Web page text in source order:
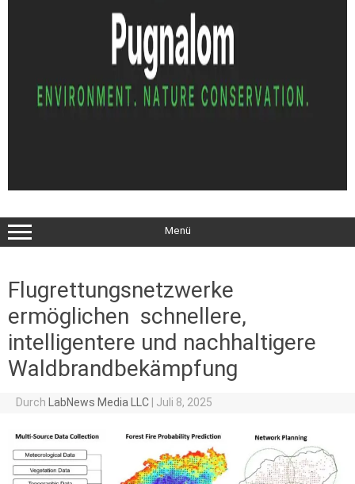
Menü
Flugrettungsnetzwerke
ermöglichen schnellere,
intelligentere und nachhaltigere
Waldbrandbekämpfung
Durch LabNews Media LLC Juli 8, 2025